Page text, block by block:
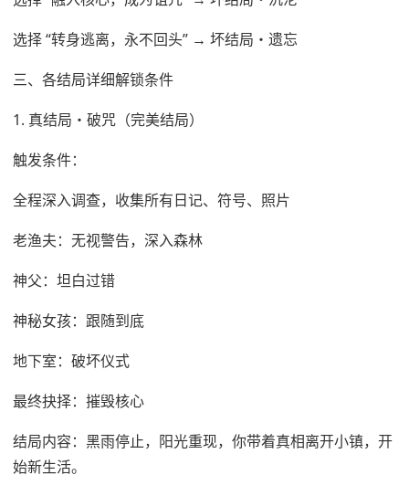
选择 “转身逃离，永不回头” → 坏结局・遗忘
三、各结局详细解锁条件
1. 真结局・破咒（完美结局）
触发条件：
全程深入调查，收集所有日记、符号、照片
老渔夫：无视警告，深入森林
神父：坦白过错
神秘女孩：跟随到底
地下室：破坏仪式
最终抉择：摧毁核心
结局内容：黑雨停止，阳光重现，你带着真相离开小镇，开
始新生活。